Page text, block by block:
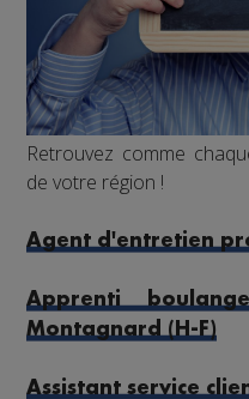
Retrouvez comme
de votre région !
Agent d'entretien
Apprenti
Montagnard (H-F)
Assistant service